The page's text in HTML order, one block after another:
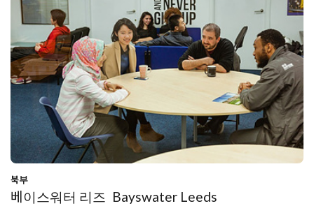
북부
베이스워터 리즈 Bayswater Leeds